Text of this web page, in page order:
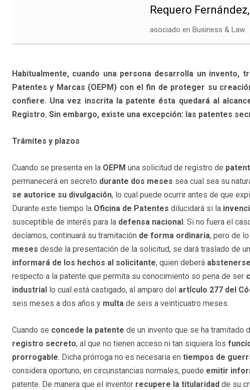
Requero
asociado en Business & Law
Habitualmente, cuando una persona desarrolla un invento,
Patentes y Marcas (OEPM) con el fin de proteger su
confiere. Una vez inscrita la patente ésta quedará al
Registro. Sin embargo, existe una excepción: las patentes
Trámites y plazos
Cuando se presenta en la OEPM una solicitud de registro de
permanecerá en secreto durante dos meses sea cual sea su
se autorice su divulgación, lo cual puede ocurrir antes de que
Durante este tiempo la Oficina de Patentes dilucidará si la
susceptible de interés para la defensa nacional . Si no fuera el
decíamos, continuará su tramitación de forma ordinaria, pero de
meses desde la presentación de la solicitud, se dará traslado de
informará de los hechos al solicitante, quien deberá abstenerse
respecto a la patente que permita su conocimiento so pena de ser
industrial
lo cual está castigado, al amparo del artículo 277 del
seis meses a dos años y multa de seis a veinticuatro meses.
Cuando se concede la patente de un invento que se ha tramitado
registro secreto, al que no tienen acceso ni tan siquiera los
prorrogable. Dicha prórroga no es necesaria en tiempos de
considera oportuno, en circunstancias normales, puede emitir
patente. De manera que el inventor recupere la titularidad de su